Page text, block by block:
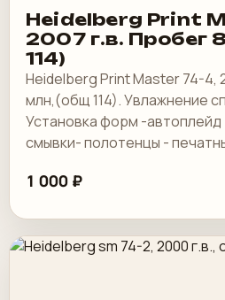
Heidelberg Print
2007 г.в. Пробег
114)
Heidelberg Print Master 74-4,
млн,(общ 114). Увлажнение
Установка форм -
смывки- полотенцы -
выносной пульт
1 000 ₽